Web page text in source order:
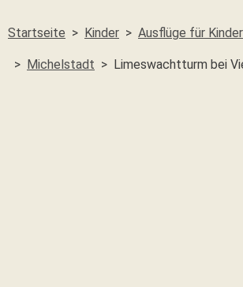
Startseite Kinder Ausflüge für Kinder
Michelstadt Limeswachtturm bei